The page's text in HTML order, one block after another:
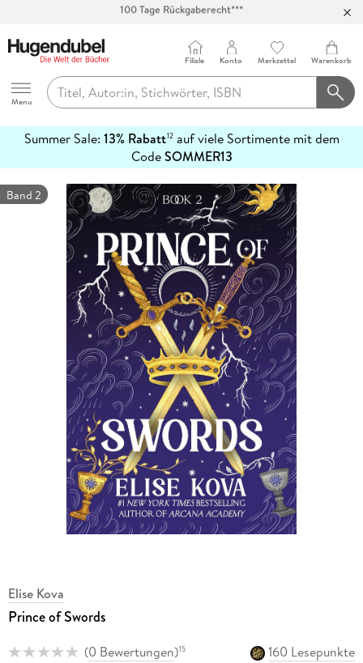
Abholung in über 100 Filialen
Hugendubel
Menu
Filiale Konto Merkzettel Warenkorb
Summer Sale: 13% Rabatt12auf viele Sortimente mit dem
CodeSOMMER13
erfahren
Band 2
Elise Kova
Prince of Swords
(0 Bewertungen)15
160 Lesepunkte